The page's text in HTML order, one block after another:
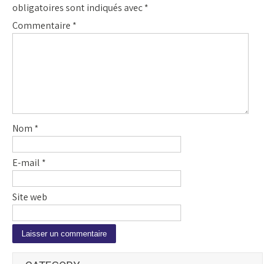
obligatoires sont indiqués avec*
Commentaire *
Nom *
E-mail *
Site web